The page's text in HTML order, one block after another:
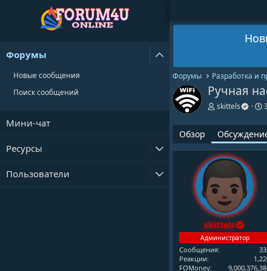
Форумы
Новые сообщения
Поиск сообщений
Мини-чат
Ресурсы
Пользователи
Форумы Разработка и
Ручная
А
т
о
р
т
е
ы
skittels
т
а
Обзор
skittels
Администратор
Сообщения
Реакции
FOMoney